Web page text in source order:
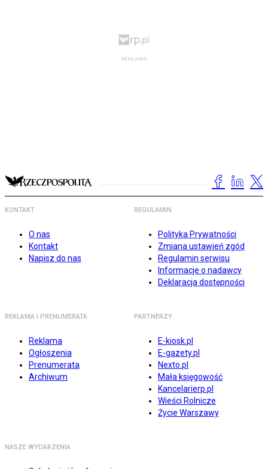
KONTAKT
O nas
Kontakt
Napisz do nas
REGULAMIN
Polityka Prywatności
Zmiana ustawień zgód
Regulamin serwisu
Informacje o nadawcy
Deklaracja dostępności
REKLAMA I PRENUMERATA
Reklama
Ogłoszenia
Prenumerata
Archiwum
PARTNERZY
E-kiosk.pl
E-gazety.pl
Nexto.pl
Mała księgowość
Kancelarierp.pl
Wieści Rolnicze
Życie Warszawy
NASZE WYDARZENIA